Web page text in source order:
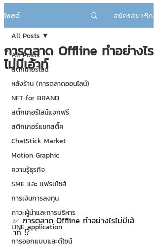
โพสต์ สมัครสมาชิก
All Posts
สติกเกอร์ไลน์
หลังร้าน (การตลาดออนไลน์)
NFT for BRAND
สติ๊กเกอร์ไลน์แจกฟรี
สติกเกอร์แชทสติ๊ค
ChatStick Market
Motion Graphic
ความรู้ธุรกิจ
SME และ แฟรนไชส์
การเงินการลงทุน
ภาวะผู้นำและการบริหาร
LINE application
การออกแบบและดีไซน์
All Posts
การตลาด Offline ทำอย่างไร
ไม่มีเอ้าท์
✅ การตลาด Offline ทำอย่างไรไม่มีเอ้
าท์ ⁉️